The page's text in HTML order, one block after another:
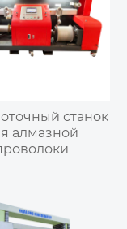
станок
алмазной